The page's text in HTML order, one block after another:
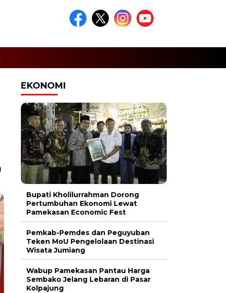
EKONOMI
Bupati Kholilurrahman Dorong
Pertumbuhan Ekonomi Lewat
Pamekasan Economic Fest
Pemkab-Pemdes dan Peguyuban
Teken MoU Pengelolaan Destinasi
Wisata Jumiang
Wabup Pamekasan Pantau Harga
Sembako Jelang Lebaran di Pasar
Kolpajung